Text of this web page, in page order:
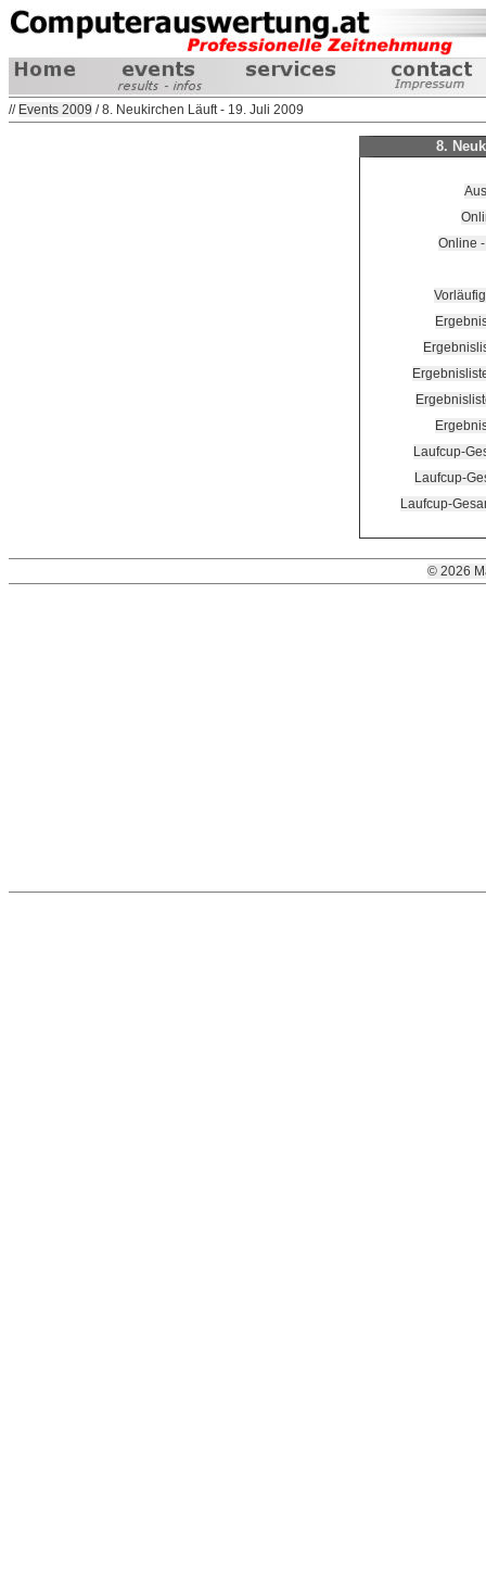
// Events 2009 / 8. Neukirchen Läuft - 19. Juli 2009
8.
Online
Laufcup-
Laufcup-
Laufcup-
© 2026